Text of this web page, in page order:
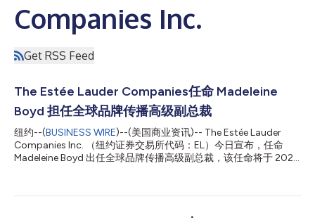
Companies Inc.
Get RSS Feed
The Estée Lauder Companies任命 Madeleine
Boyd 担任全球品牌传播高级副总裁
纽约--(BUSINESS WIRE)--(美国商业资讯)-- The Estée Lauder
Companies Inc. （纽约证券交易所代码：EL）今日宣布，任命
Madeleine Boyd 出任全球品牌传播高级副总裁，该任命将于 2026
全球品牌传播团队。在这一职位上，她将推动公司多元化品牌组合